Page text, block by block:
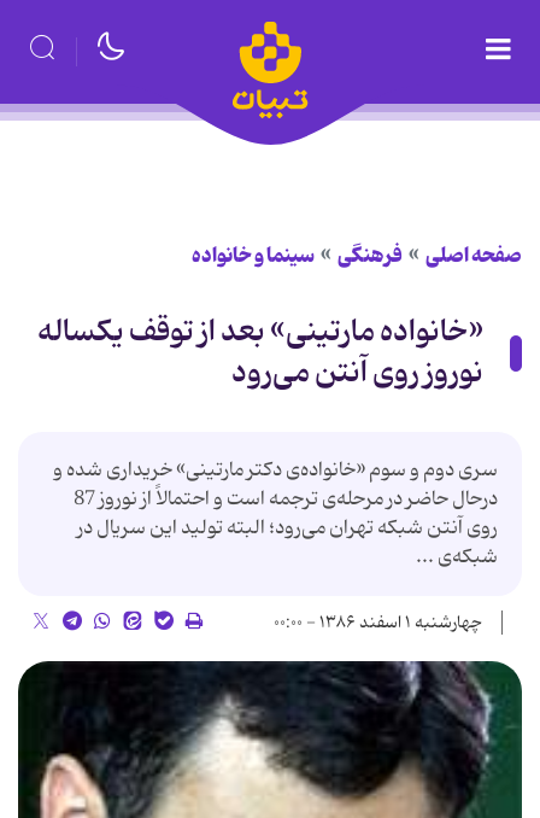
صفحه اصلی فرهنگی سینما و خانواده
«خانواده مارتینی» بعد از توقف یكساله
نوروز روی آنتن می‌رود
سری دوم و سوم «خانواده‌ی دكتر مارتینی» خریداری شده و
درحال حاضر در مرحله‌ی ترجمه است و احتمالاً از نوروز 87
روی آنتن شبكه تهران می‌رود؛ البته تولید این سریال در
شبكه‌ی ...
چهارشنبه ۱ اسفند ۱۳۸۶ - ۰۰:۰۰